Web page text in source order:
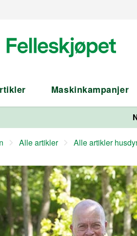
Maskinkampanjer
Alle artikler Alle artikler